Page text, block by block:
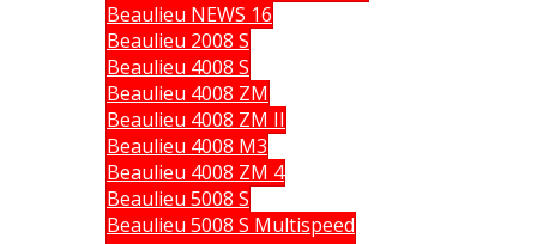
Beaulieu NEWS 16
Beaulieu 2008 S
Beaulieu 4008 S
Beaulieu 4008 ZM
Beaulieu 4008 ZM II
Beaulieu 4008 M3
Beaulieu 4008 ZM 4
Beaulieu 5008 S
Beaulieu 5008 S Multispeed